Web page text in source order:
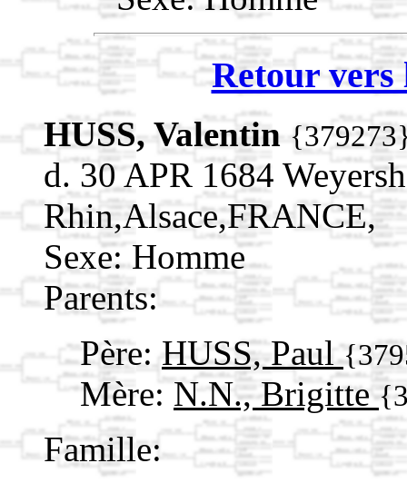
Retour vers
HUSS, Valentin
d. 30 APR 1684
Rhin,Alsace,FRANCE,
Sexe: Homme
Parents:
Père: HUSS, Paul
Mère:N.N., Brigitte
Famille: